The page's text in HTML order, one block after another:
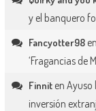
y el banquero
Fancyotter98en
‘Fragancias de
Finniten Ayuso
inversión